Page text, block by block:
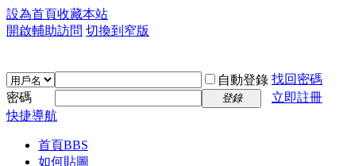
設為首頁收藏本站
開啟輔助訪問 切換到窄版
自動登錄 找回密碼
密碼
登錄
立即註冊
快捷導航
首頁BBS
如何貼圖